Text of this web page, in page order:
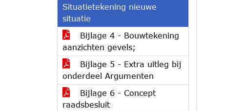
Situatietekening nieuwe
situatie
Bijlage 4 - Bouwtekening
aanzichten gevels;
Bijlage 5 - Extra uitleg bij
onderdeel Argumenten
Bijlage 6 - Concept
raadsbesluit